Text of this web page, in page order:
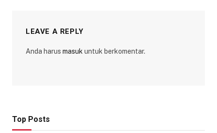
LEAVE A REPLY
Anda harus masuk untuk berkomentar.
Top Posts